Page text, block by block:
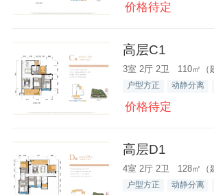
价格待定
高层C1
3室 2厅 2卫 110㎡（
户型方正 动静分离
价格待定
高层D1
4室 2厅 2卫 128㎡（
户型方正 动静分离